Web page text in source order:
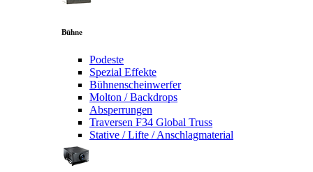
Bühne
Podeste
Spezial Effekte
Bühnenscheinwerfer
Molton / Backdrops
Absperrungen
Traversen F34 Global Truss
Stative / Lifte / Anschlagmaterial